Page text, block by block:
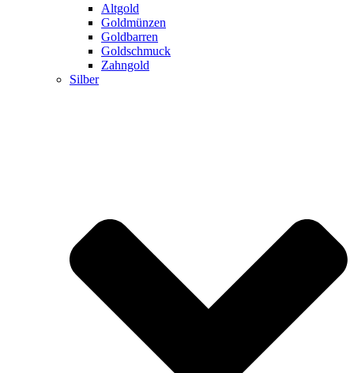
Altgold
Goldmünzen
Goldbarren
Goldschmuck
Zahngold
Silber